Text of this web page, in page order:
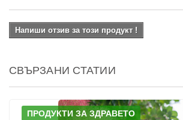
Напиши отзив за този продукт !
СВЪРЗАНИ СТАТИИ
ПРОДУКТИ ЗА ЗДРАВЕТО